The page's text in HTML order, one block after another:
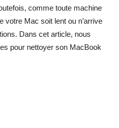
comme toute machine
votre Mac soit lent ou n’arrive
Dans cet article, nous
pour nettoyer son MacBook